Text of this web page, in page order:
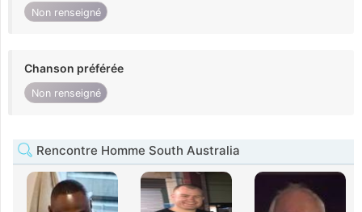
Non renseigné
Chanson préférée
Non renseigné
Rencontre Homme South Australia